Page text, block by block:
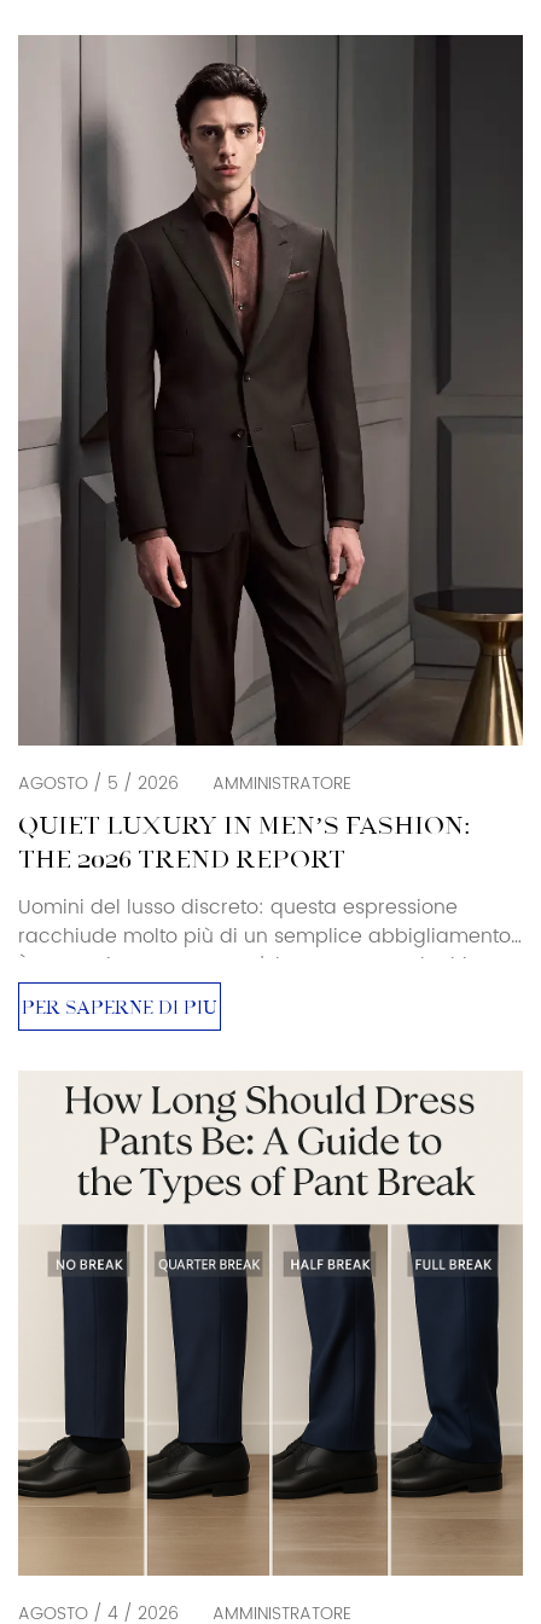
production-ready decisions. Luxury and Retro […]
AGOSTO / 5 / 2026 AMMINISTRATORE
QUIET LUXURY IN MEN’S FASHION:
THE 2026 TREND REPORT
Uomini del lusso discreto: questa espressione
racchiude molto più di un semplice abbigliamento.
È un movimento verso un'eleganza senza loghi,
un'esclusività senza ostentazioni. Per acquirenti e
addetti ai lavori, questo cambiamento sta
dell'abbigliamento maschile di alta gamma nel
2025-26. Cos'è il lusso discreto? La tendenza del
lusso discreto (alias ricchezza nascosta, uomini
dall'estetica da ricchi) non è nuova, ma […]
PER SAPERNE DI PIÙ
AGOSTO / 4 / 2026 AMMINISTRATORE